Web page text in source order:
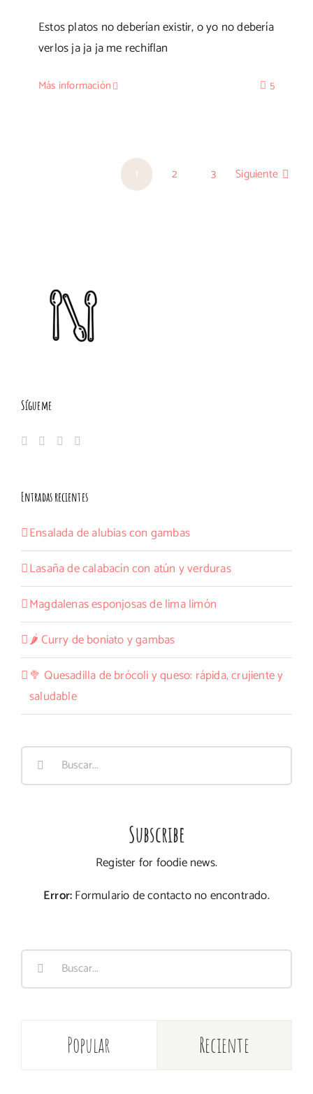
Estos platos no deberían existir, o yo no debería
verlos ja ja ja me rechiflan
Más información 5
1 2 3 Siguiente
Sígueme
Entradas recientes
Ensalada de alubias con gambas
Lasaña de calabacín con atún y verduras
Magdalenas esponjosas de lima limón
🌶️ Curry de boniato y gambas
🥦 Quesadilla de brócoli y queso: rápida, crujiente y
saludable
Buscar:
Subscribe
Register for foodie news.
Error:Formulario de contacto no encontrado.
Buscar:
Popular Reciente